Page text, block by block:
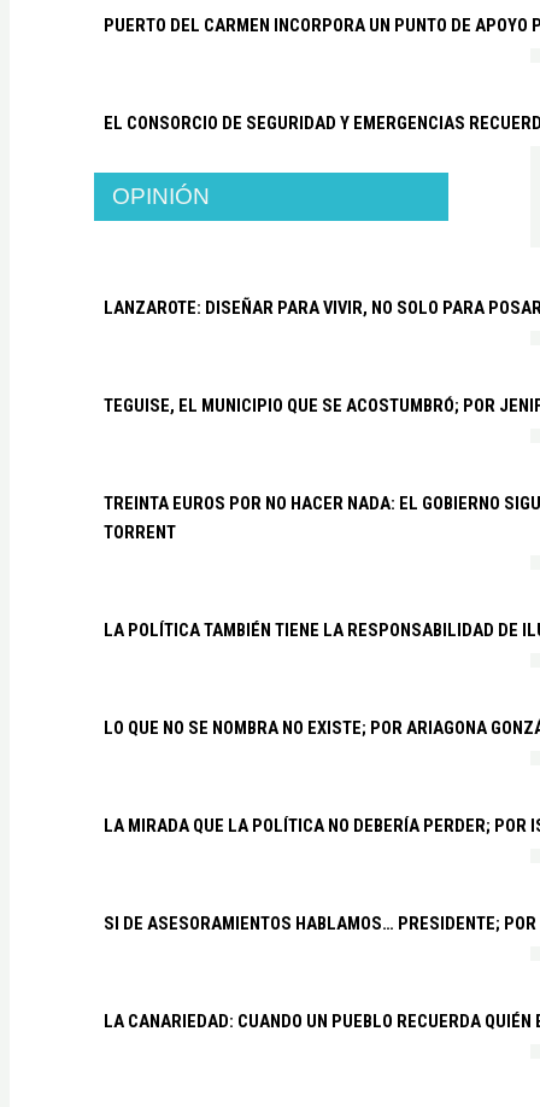
PUERTO DEL CARMEN INCORPORA UN PUNTO DE
EL CONSORCIO DE SEGURIDAD Y EMERGENCIAS
OPINIÓN
LANZAROTE: DISEÑAR PARA VIVIR, NO SOLO PARA
TEGUISE, EL MUNICIPIO QUE SE ACOSTUMBRÓ; POR
TREINTA EUROS POR NO HACER NADA: EL GOBIERNO
TORRENT
LA POLÍTICA TAMBIÉN TIENE LA RESPONSABILIDAD DE
LO QUE NO SE NOMBRA NO EXISTE; POR ARIAGONA
LA MIRADA QUE LA POLÍTICA NO DEBERÍA PERDER; POR
SI DE ASESORAMIENTOS HABLAMOS… PRESIDENTE;
LA CANARIEDAD: CUANDO UN PUEBLO RECUERDA QUIÉN